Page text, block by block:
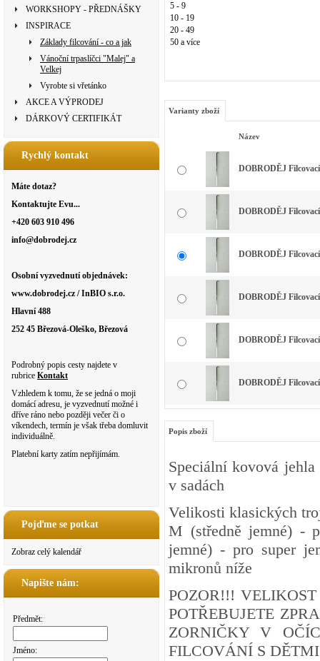
WORKSHOPY - PŘEDNÁŠKY
INSPIRACE
Základy filcování - co a jak
Vánoční trpaslíčci "Malej" a
Velkej
Vyrobte si vřetánko
AKCE A VÝPRODEJ
DÁRKOVÝ CERTIFIKÁT
Rychlý kontakt
Máte dotaz?
Kontaktujte Evu...
+420 603 910 496
info@dobrodej.cz
Osobní vyzvednutí objednávek:
www.dobrodej.cz / InBIO s.r.o.
Hlavní 488
252 45 Březová-Oleško, Březová
Podrobný popis cesty najdete v
rubrice Kontakt
Vzhledem k tomu, že se jedná o moji
domácí adresu, je vyzvednutí možné i
dříve ráno nebo později večer či o
víkendech, termín je však třeba domluvit
individuálně.
Platební karty zatím nepřijímám.
Pojďme se potkat
Zobraz celý kalendář
Napište nám:
Předmět:
Jméno:
5 - 9
10 - 19
20 - 49
50 a více
Varianty zboží
Název
DOBRODĚJ
DOBRODĚJ
DOBRODĚJ
DOBRODĚJ
DOBRODĚJ
DOBRODĚJ
Popis zboží
Speciální kovová
v sadách
Velikosti klasických
M (středně jemné) -
jemné) - pro super
mikronů níže
POZOR!!!
POTŘEBUJETE
ZORNIČKY V
FILCOVÁNÍ S